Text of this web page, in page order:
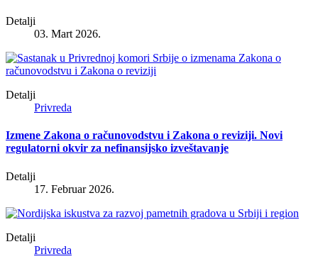
Detalji
03. Mart 2026.
Detalji
Privreda
Izmene Zakona o računovodstvu i Zakona o reviziji. Novi
regulatorni okvir za nefinansijsko izveštavanje
Detalji
17. Februar 2026.
Detalji
Privreda